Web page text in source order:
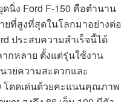
นิ่ง Ford F-150 คือตำนาน
ยที่สูงที่สุดในโลกมาอย่างต่อ
ประสบความสำเร็จนี้ได้
กหลาย ตั้งแต่รุ่นใช้งาน
วยความสะดวกและ
โดดเด่นด้วยคะแนนคุณภาพ